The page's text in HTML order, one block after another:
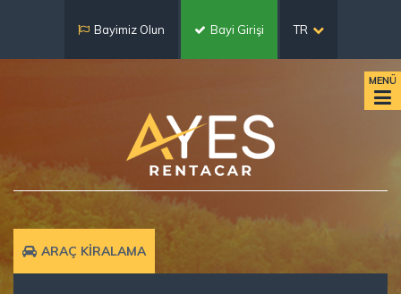
Bayimiz Olun Bayi Girişi TR
MENÜ
ARAÇ KİRALAMA